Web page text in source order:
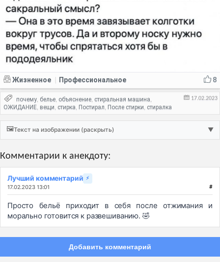
8
Жизненное Профессиональное
17.02.2023
почему, белье, объяснение, стиральная машина,
ОЖИДАНИЕ, вещи, стирка, Постирал, После стирки, стиралка
🖼️Текст на изображении (раскрыть) ▼
Комментарии к анекдоту:
Лучший комментарий ⚡
17.02.2023 13:01 #
Просто бельё приходит в себя после отжимания и
морально готовится к развешиванию. 🤣
Добавить комментарий